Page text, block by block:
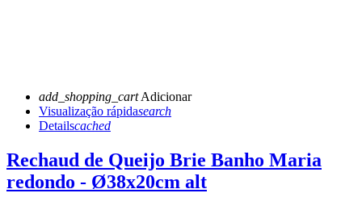
add_shopping_cartAdicionar
Visualização rápidasearch
Detailscached
Rechaud de Queijo Brie Banho Maria
redondo - Ø38x20cm alt